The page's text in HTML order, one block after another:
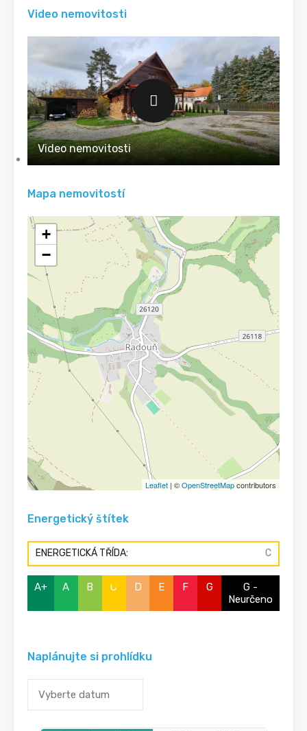
Video nemovitosti
Video nemovitosti
Mapa nemovitostí
+
−
Leaflet | ©OpenStreetMapcontributors
Energetický štítek
ENERGETICKÁ TŘÍDA: C
A+ A B C D E F G
G -
Neurčeno
Naplánujte si prohlídku